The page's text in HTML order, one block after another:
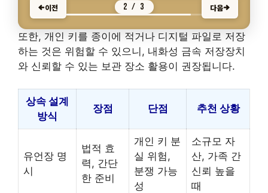
이전 3 / 3 다음
또한, 개인 키를 종이에 적거나 디지털 파일로 저장
하는 것은 위험할 수 있으니, 내화성 금속 저장장치
와 신뢰할 수 있는 보관 장소 활용이 권장됩니다.
상속 설계
방식
장점 단점 추천 상황
유언장 명
시
법적 효
력, 간단
한 준비
개인 키 분
실 위험,
분쟁 가능
성
소규모 자
산, 가족 간
신뢰 높을
때